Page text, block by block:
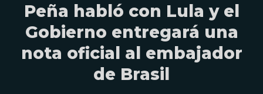
Peña habló con Lula y el
Gobierno entregará una
nota oficial al embajador
de Brasil